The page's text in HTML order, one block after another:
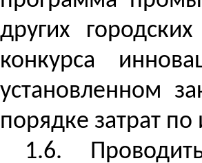
других
конкурса
установленном
порядке затрат
1.6.